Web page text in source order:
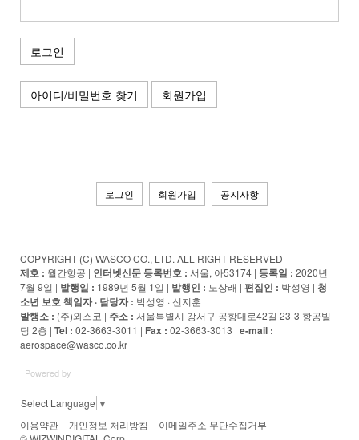
로그인
아이디/비밀번호 찾기 회원가입
로그인 회원가입 공지사항
COPYRIGHT (C) WASCO CO., LTD. ALL RIGHT RESERVED
제호 : 월간항공 | 인터넷신문 등록번호 : 서울, 아53174 | 등록일 : 2020년
7월 9일 | 발행일 : 1989년 5월 1일 | 발행인 : 노상래 | 편집인 : 박성영 | 청
소년 보호 책임자 · 담당자: 박성영 · 신지훈
발행소 : (주)와스코 | 주소 : 서울특별시 강서구 공항대로42길 23-3 항공빌
딩 2층 | Tel : 02-3663-3011 | Fax : 02-3663-3013 | e-mail :
aerospace@wasco.co.kr
Powered by
Select Language ▼
이용약관
개인정보 처리방침
이메일주소 무단수집거부